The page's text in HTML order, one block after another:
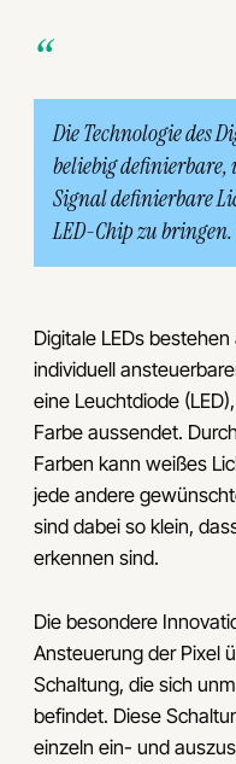
Die Technologie des
beliebig
Signal definierbare
LED-Chip zu
Digitale LEDs
individuell
eine Leuchtdiode
Farbe aussendet.
Farben kann weißes
jede andere
sind dabei so klein,
erkennen sind.
Die besondere
Ansteuerung der Pixel
Schaltung, die sich
befindet. Diese
einzeln ein- und